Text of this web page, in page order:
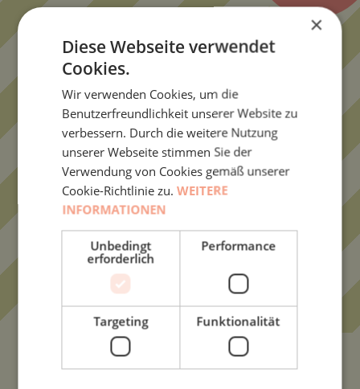
KARAMELLBONBONS
×
Diese Webseite verwendet
Cookies.
Wir verwenden Cookies, um die
Benutzerfreundlichkeit unserer Website zu
verbessern. Durch die weitere Nutzung
unserer Webseite stimmen Sie der
Verwendung von Cookies gemäß unserer
Cookie-Richtlinie zu.WEITERE
INFORMATIONEN
Unbedingt
erforderlich
Performance
Targeting Funktionalität